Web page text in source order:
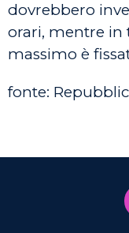
dovrebbero
orari, mentre in
massimo è
fonte: